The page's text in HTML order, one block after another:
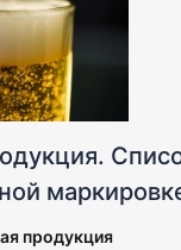
продукция